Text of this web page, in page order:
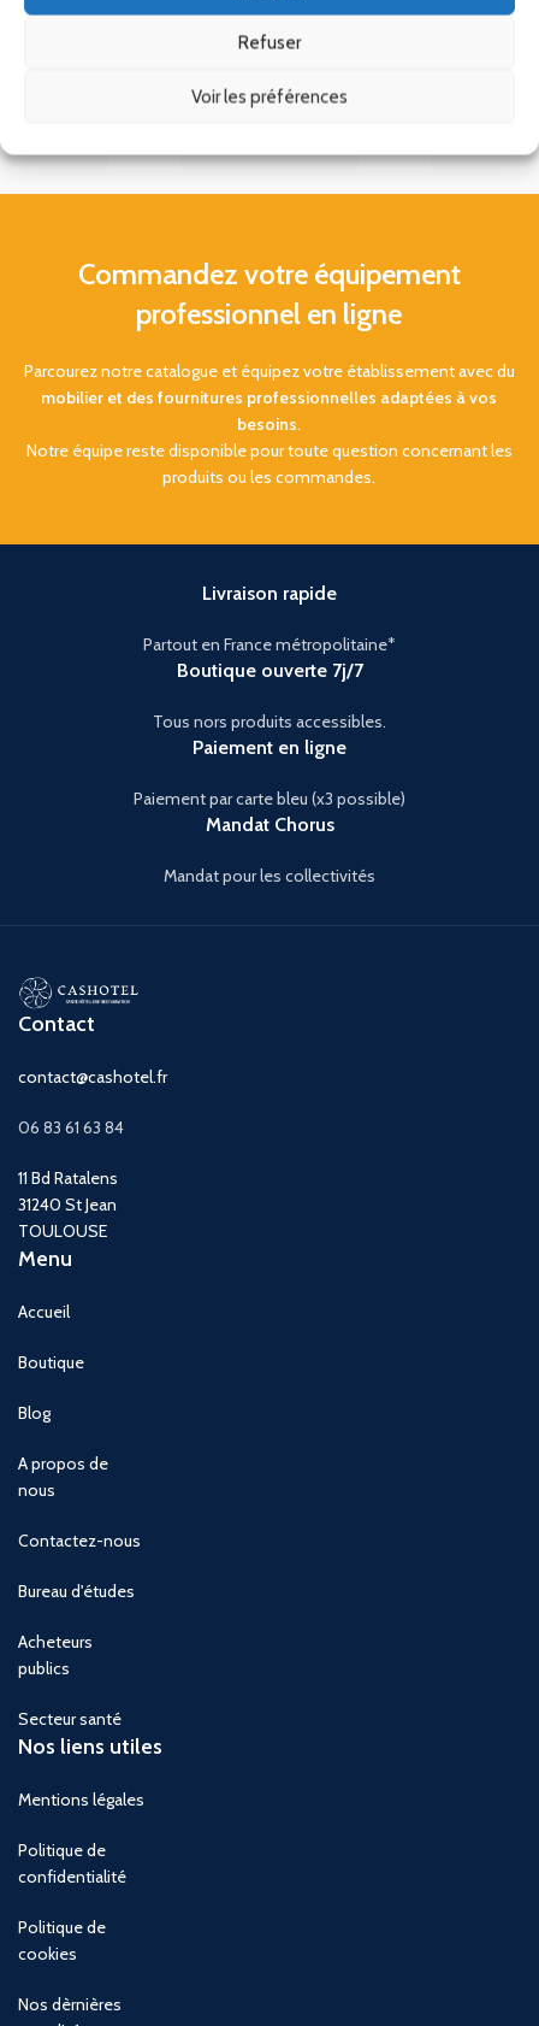
Refuser
Voir les préférences
Commandez votre équipement
professionnel en ligne
Parcourez notre catalogue et équipez votre établissement avec du
mobilier et des fournitures professionnelles adaptées à vos
besoins.
Notre équipe reste disponible pour toute question concernant les
produits ou les commandes.
Livraison rapide
Partout en France métropolitaine*
Boutique ouverte 7j/7
Tous nors produits accessibles.
Paiement en ligne
Paiement par carte bleu (x3 possible)
Mandat Chorus
Mandat pour les collectivités
Contact
contact@cashotel.fr
06 83 61 63 84
11 Bd Ratalens
31240 St Jean
TOULOUSE
Menu
Accueil
Boutique
Blog
A propos de
nous
Contactez-nous
Bureau d'études
Acheteurs
publics
Secteur santé
Nos liens utiles
Mentions légales
Politique de
confidentialité
Politique de
cookies
Nos dèrnières